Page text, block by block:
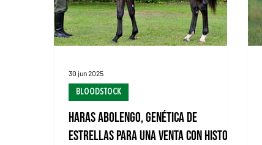
Haras Abolengo, genética de
Estrellas para una venta con historia
BLOODSTOCK
30 jun 2025